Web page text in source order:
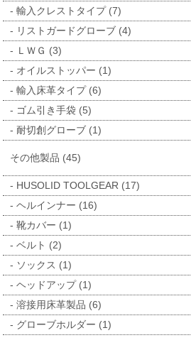
輸入クレストタイプ (7)
リストガードグローブ (4)
ＬＷＧ (3)
オイルストッパー (1)
輸入床革タイプ (6)
ゴム引き手袋 (5)
耐切創グローブ (1)
その他製品 (45)
HUSOLID TOOLGEAR (17)
ヘルインナー (16)
靴カバー (1)
ベルト (2)
ソックス (1)
ヘッドアップ (1)
溶接用床革製品 (6)
グローブホルダー (1)